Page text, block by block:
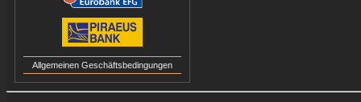
Allgemeinen Geschäftsbedingungen